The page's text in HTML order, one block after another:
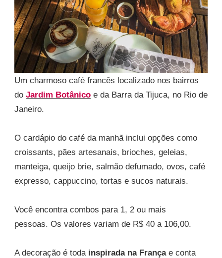
Um charmoso café francês localizado nos bairros
do Jardim Botânico e da Barra da Tijuca, no Rio de
Janeiro.
O cardápio do café da manhã inclui opções como
croissants, pães artesanais, brioches, geleias,
manteiga, queijo brie, salmão defumado, ovos, café
expresso, cappuccino, tortas e sucos naturais.
Você encontra combos para 1, 2 ou mais
pessoas. Os valores variam de R$ 40 a 106,00.
A decoração é toda inspirada na Françae conta